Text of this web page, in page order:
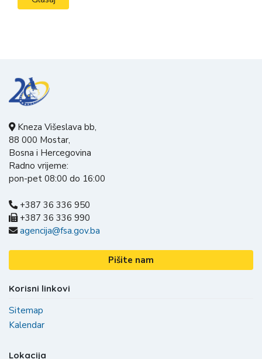
Kneza Višeslava bb,
88 000 Mostar,
Bosna i Hercegovina
Radno vrijeme:
pon-pet 08:00 do 16:00
+387 36 336 950
+387 36 336 990
agencija@fsa.gov.ba
Pišite nam
Korisni linkovi
Sitemap
Kalendar
Lokacija